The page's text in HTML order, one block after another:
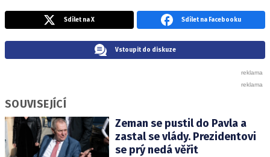
Sdílet na X Sdílet na Facebooku
Vstoupit do diskuze
SOUVISEJÍCÍ
Zeman se pustil do Pavla a
zastal se vlády. Prezidentovi
se prý nedá věřit